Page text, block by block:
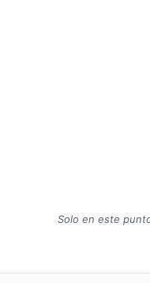
Solo en este